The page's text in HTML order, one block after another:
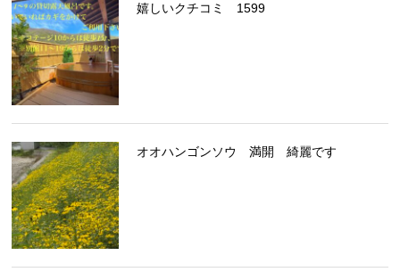
嬉しいクチコミ 1599
オオハンゴンソウ 満開 綺麗です